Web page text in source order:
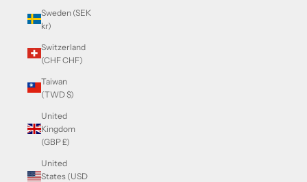
Sweden (SEK
kr)
Switzerland
(CHF CHF)
Taiwan
(TWD $)
United
Kingdom
(GBP £)
United
States (USD